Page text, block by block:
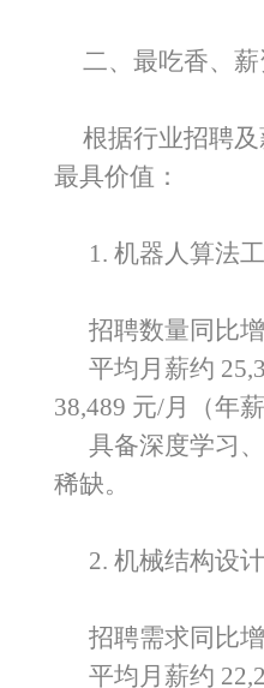
二、最吃香、
根据行业招聘
最具价值：
1. 机器人算法
招聘数量同比
平均月薪约
38,489 元/月（年
具备深度学习
稀缺。
2. 机械结构设
招聘需求同比
平均月薪约